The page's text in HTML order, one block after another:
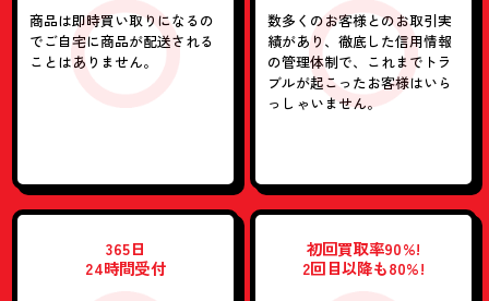
商品は即時買い取りになるの
でご自宅に商品が配送される
ことはありません。
数多くのお客様とのお取引実
績があり、 徹底した信用情報
の管理体制で、 これまでトラ
ブルが起こったお客様はいら
っしゃいません。
365日
24時間受付
初回買取率90%!
2回目以降も80%!